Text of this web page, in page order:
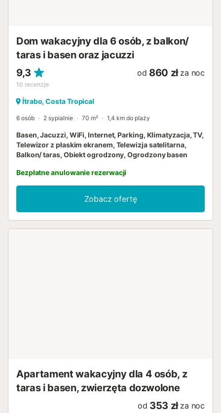
Dom wakacyjny dla 6 osób, z balkon/
taras i basen oraz jacuzzi
9,3
10 recenzje
od 860 zł za noc
Ítrabo, Costa Tropical
6 osób 2 sypialnie 70 m² 1,4 km do plaży
Basen, Jacuzzi, WiFi, Internet, Parking, Klimatyzacja, TV,
Telewizor z płaskim ekranem, Telewizja satelitarna,
Balkon/ taras, Obiekt ogrodzony, Ogrodzony basen
Bezpłatne anulowanie rezerwacji
Zobacz ofertę
Apartament wakacyjny dla 4 osób, z
taras i basen, zwierzęta dozwolone
od 353 zł za noc